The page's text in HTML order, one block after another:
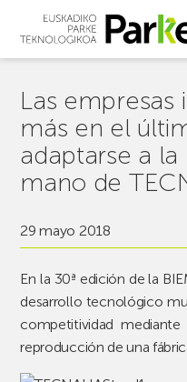
Las empresas
más en el
adaptarse a la
mano de
29 mayo 2018
En la 30ª edición de la
desarrollo tecnológico
competitividad
reproducción de una